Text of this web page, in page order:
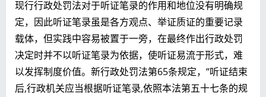
现行行政处罚法对于听证笔录的作用和地位没有明确规
定，因此听证笔录虽是各方观点、举证质证的重要记录
载体，但实践中容易被置于一旁，在最终作出行政处罚
决定时并不以听证笔录为依据，使听证易流于形式，难
以发挥制度价值。新行政处罚法第65条规定，“听证结束
后,行政机关应当根据听证笔录,依照本法第五十七条的规